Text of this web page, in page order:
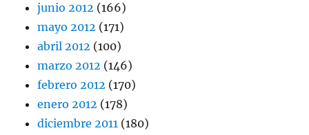
junio 2012 (166)
mayo 2012 (171)
abril 2012 (100)
marzo 2012 (146)
febrero 2012 (170)
enero 2012 (178)
diciembre 2011 (180)